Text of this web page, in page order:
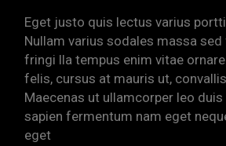
Eget justo quis lectus varius
Nullam varius sodales massa
fringi lla tempus enim vitae
felis, cursus at mauris ut,
Maecenas ut ullamcorper leo
sapien fermentum nam eget
eget